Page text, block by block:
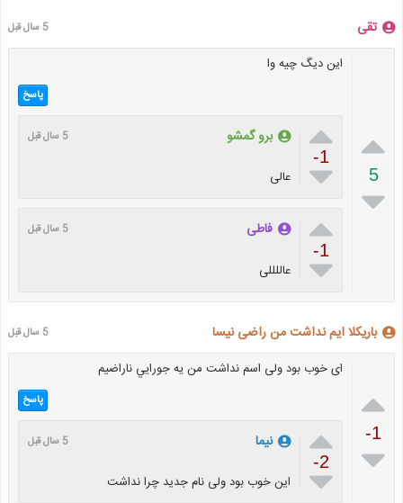
تقی 5 سال قبل

5

این دیگ چیه وا
پاسخ

-1

برو گمشو 5 سال قبل
عالی

-1

فاطی 5 سال قبل
عاللللی
باريكلا ايم نداشت من راضى نيسا 5 سال قبل

-1

اى خوب بود ولى اسم نداشت من يه جورايي ناراضيم
پاسخ

-2

نیما 5 سال قبل
این خوب بود ولی نام جدید چرا نداشت